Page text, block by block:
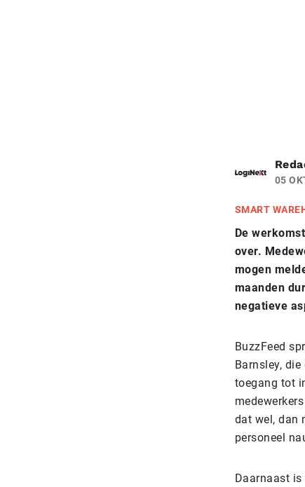
05
SMART
De
over.
mogen
maanden
negatieve
BuzzFeed
Barnsley,
toegang tot
dat wel, dan
personeel
Daarnaast